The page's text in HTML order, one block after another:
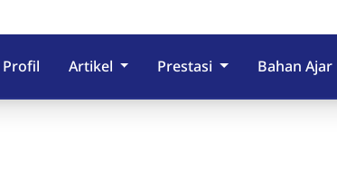
Profil Artikel Prestasi Bahan Ajar